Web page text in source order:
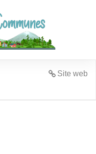
Site web